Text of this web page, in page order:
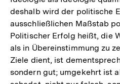
deshalb wird der politische
ausschließlichen Maßstab
Politischer Erfolg heißt, die
als in Übereinstimmung zu
Ziele dient, ist
sondern gut; umgekehrt ist